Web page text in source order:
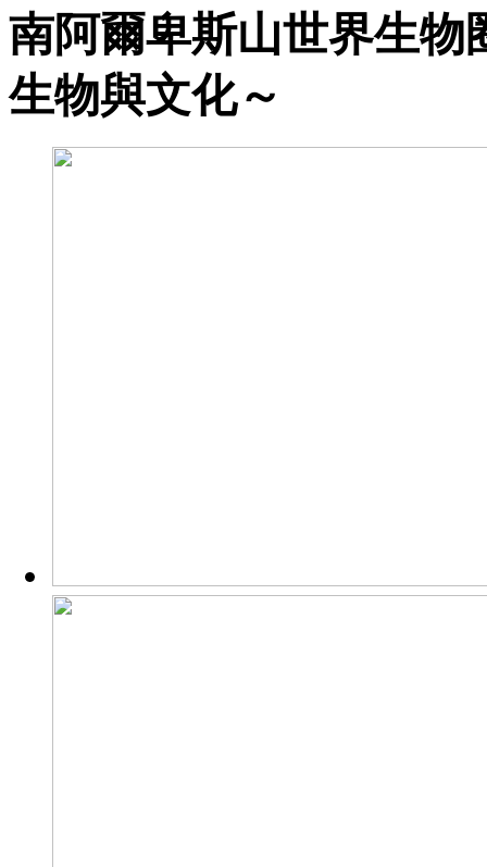
南阿爾卑斯山世界生物
生物與文化～